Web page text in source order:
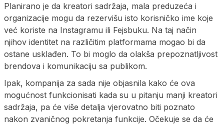
Planirano je da kreatori sadržaja, mala preduzeća i
organizacije mogu da rezervišu isto korisničko ime koje
već koriste na Instagramu ili Fejsbuku. Na taj način
njihov identitet na različitim platformama mogao bi da
ostane usklađen. To bi moglo da olakša prepoznatljivost
brendova i komunikaciju sa publikom.
Ipak, kompanija za sada nije objasnila kako će ova
mogućnost funkcionisati kada su u pitanju manji kreatori
sadržaja, pa će više detalja vjerovatno biti poznato
nakon zvaničnog pokretanja funkcije. Očekuje se da će